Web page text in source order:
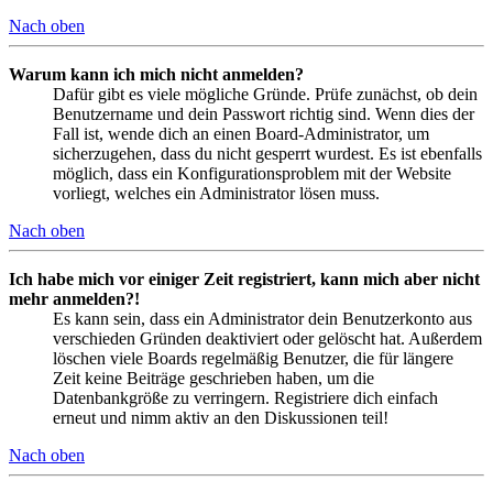
Nach oben
Warum kann ich mich nicht anmelden?
Dafür gibt es viele mögliche Gründe. Prüfe zunächst, ob dein
Benutzername und dein Passwort richtig sind. Wenn dies der
Fall ist, wende dich an einen Board-Administrator, um
sicherzugehen, dass du nicht gesperrt wurdest. Es ist ebenfalls
möglich, dass ein Konfigurationsproblem mit der Website
vorliegt, welches ein Administrator lösen muss.
Nach oben
Ich habe mich vor einiger Zeit registriert, kann mich aber nicht
mehr anmelden?!
Es kann sein, dass ein Administrator dein Benutzerkonto aus
verschieden Gründen deaktiviert oder gelöscht hat. Außerdem
löschen viele Boards regelmäßig Benutzer, die für längere
Zeit keine Beiträge geschrieben haben, um die
Datenbankgröße zu verringern. Registriere dich einfach
erneut und nimm aktiv an den Diskussionen teil!
Nach oben